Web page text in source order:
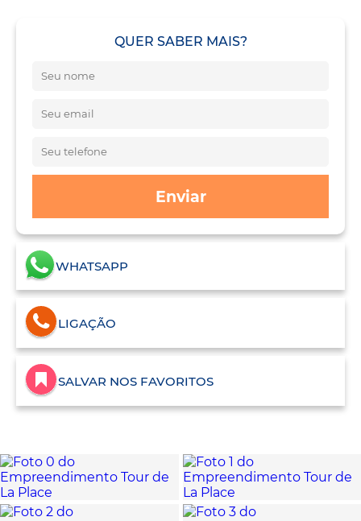
QUER SABER MAIS?
Enviar
WHATSAPP
LIGAÇÃO
SALVAR NOS FAVORITOS